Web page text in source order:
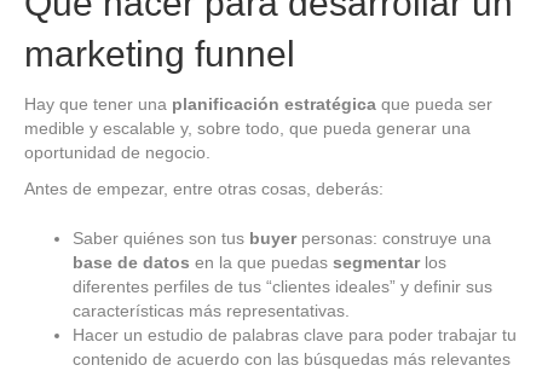
marketing funnel
Hay que tener una planificación estratégica que pueda ser
medible y escalable y, sobre todo, que pueda generar una
oportunidad de negocio.
Antes de empezar, entre otras cosas, deberás:
Saber quiénes son tus buyerpersonas: construye una
base de datos en la que puedas segmentarlos
diferentes perfiles de tus “clientes ideales” y definir sus
características más representativas.
Hacer un estudio de palabras clave para poder trabajar tu
contenido de acuerdo con las búsquedas más relevantes